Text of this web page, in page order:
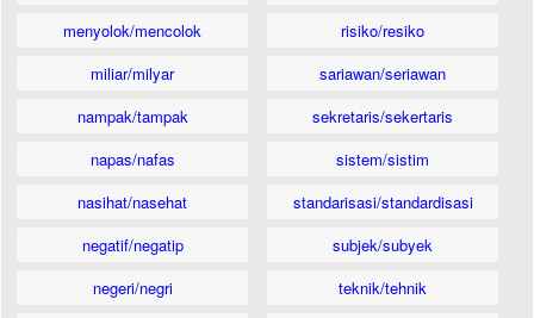
menyolok/mencolok
miliar/milyar
nampak/tampak
napas/nafas
nasihat/nasehat
negatif/negatip
negeri/negri
risiko/resiko
sariawan/seriawan
sekretaris/sekertaris
sistem/sistim
standarisasi/standardisasi
subjek/subyek
teknik/tehnik